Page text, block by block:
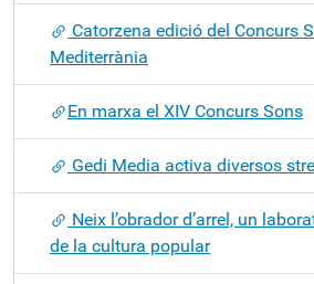
Catorzena edició del Concurs
Mediterrània
​En marxa el XIV Concurs Sons
Gedi Media activa diversos
Neix l’obrador d’arrel, un
de la cultura popular